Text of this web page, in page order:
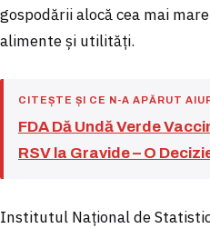
gospodării alocă cea mai
alimente și utilități.
CITEȘTE ȘI CE N-A APĂRUT
FDA Dă Undă Verde
RSV la Gravide – O
Institutul Național de